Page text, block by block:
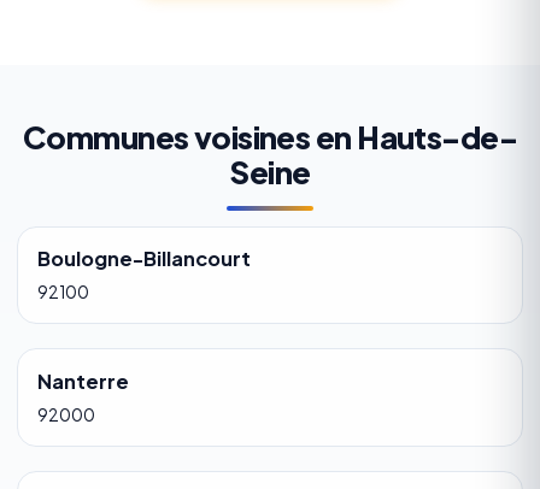
Communes voisines en Hauts-de-
Seine
Boulogne-Billancourt
92100
Nanterre
92000